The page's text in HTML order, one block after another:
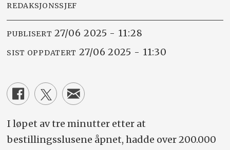
REDAKSJONSSJEF
PUBLISERT 27/06 2025 - 11:28
SIST OPPDATERT 27/06 2025 - 11:30
I løpet av tre minutter etter at
bestillingsslusene åpnet, hadde over 200.000